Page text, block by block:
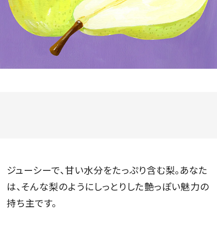
会員登録
Log in or Sign up
SPUR読者のためのメンバーシッププログラム
FOLLOW US
ジューシーで、甘い水分をたっぷり含む梨。あなた
は、そんな梨のようにしっとりした艶っぽい魅力の
持ち主です。